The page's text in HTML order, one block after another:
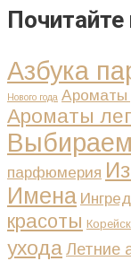
Почитайте
Азбука
Нового года Ароматы
Ароматы
парфюмерия
Имена
красоты
ухода Летние